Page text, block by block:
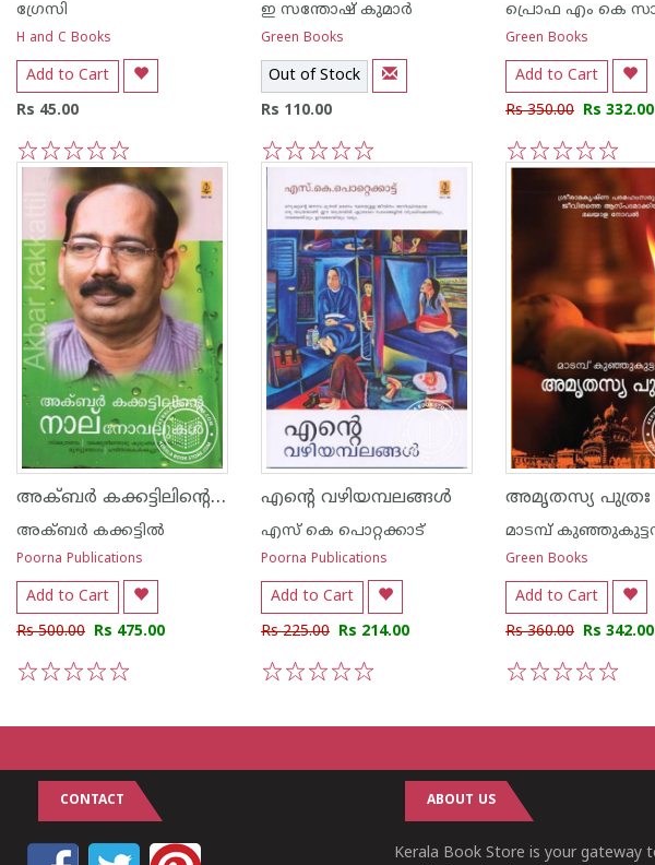
ഗ്രേസി
H and C Books
Add to Cart
Rs 45.00
5
4
3
2
1
ഇ സന്തോഷ് കുമാര്‍
Green Books
Out of Stock
Rs 110.00
1
പ്രൊഫ എം കെ
Green Books
Add to Cart
Rs 350.00 Rs 332.00
5
4
3
2
1
അക്ബര്‍ കക്കട്ടിലിന്റെ നാല് നോവലുകള്‍
അക്‍ബര്‍ കക്കട്ടില്‍
Poorna Publications
Add to Cart
Rs 500.00 Rs 475.00
എന്റെ വഴിയമ്പലങ്ങള്‍
എസ്‌ കെ പൊറ്റക്കാട്‌
Poorna Publications
Add to Cart
Rs 225.00 Rs 214.00
അമൃതസ്യ പുത്രഃ
മാടമ്പ്
Green Books
Add to Cart
Rs 360.00 Rs 342.00
CONTACT ABOUT US
Kerala Book Store is your gateway